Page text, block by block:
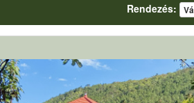
Rendezés: